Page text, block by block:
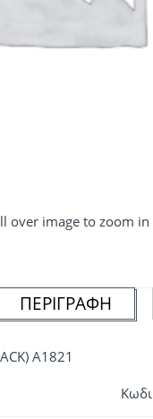
over image to zoom in
ΠΕΡΙΓΡΑΦΉ
A1821